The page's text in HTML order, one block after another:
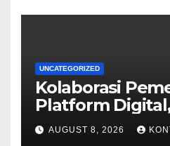
UNCATEGORIZED
Kolaborasi
Platform
Perusahaan
Disrupsi
AUGUST 8, 2026